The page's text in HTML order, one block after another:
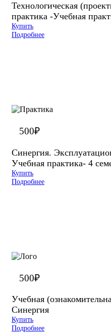
Технологическая
практика -Учебная
Купить
Подробнее
500₽
Синергия.
Учебная практика- 4
Купить
Подробнее
500₽
Учебная
Синергия
Купить
Подробнее